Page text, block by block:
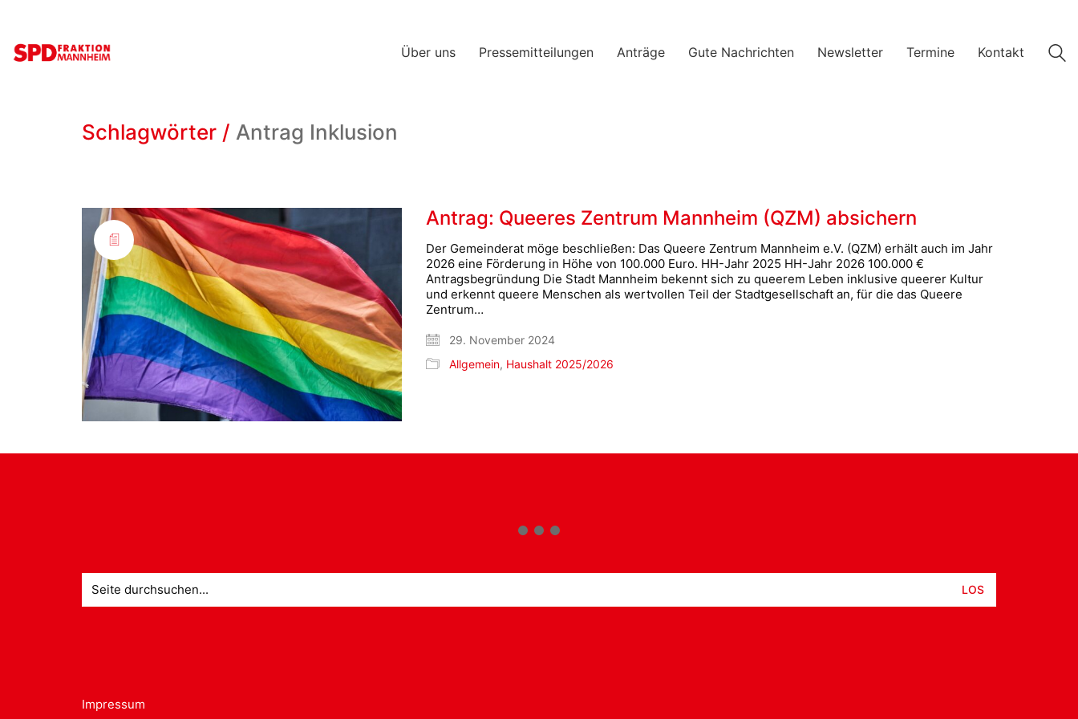
Über uns Pressemitteilungen Anträge Gute Nachrichten Newsletter Termine Kontakt
Schlagwörter / Antrag Inklusion
Antrag: Queeres Zentrum Mannheim (QZM) absichern
Der Gemeinderat möge beschließen: Das Queere Zentrum Mannheim e.V. (QZM) erhält auch im Jahr
2026 eine Förderung in Höhe von 100.000 Euro. HH-Jahr 2025 HH-Jahr 2026 100.000 €
Antragsbegründung Die Stadt Mannheim bekennt sich zu queerem Leben inklusive queerer Kultur
und erkennt queere Menschen als wertvollen Teil der Stadtgesellschaft an, für die das Queere
Zentrum…
29. November 2024
Allgemein, Haushalt 2025/2026
nach:
Impressum